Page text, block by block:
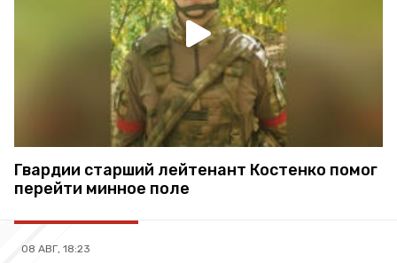
Гвардии старший лейтенант Костенко помог
перейти минное поле
08 АВГ, 18:23